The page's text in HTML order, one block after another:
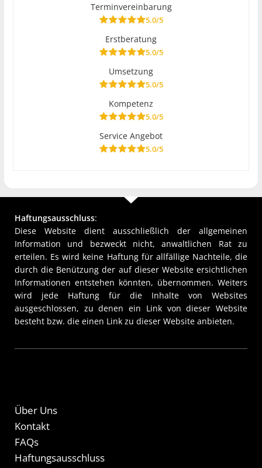
Terminvereinbarung
5.0/5
Erstberatung
5.0/5
Umsetzung
5.0/5
Kompetenz
5.0/5
Service Angebot
5.0/5
Haftungsausschluss:
Diese Website dient ausschließlich der allgemeinen
Information und bezweckt nicht, anwaltlichen Rat zu
erteilen. Es wird keine Haftung für allfällige Nachteile, die
durch die Benützung der auf dieser Website ersichtlichen
Informationen entstehen könnten, übernommen. Weiters
wird jede Haftung für die Inhalte von Websites
ausgeschlossen, zu denen ein Link von dieser Website
besteht bzw. die einen Link zu dieser Website anbieten.
Über Uns
Kontakt
FAQs
Haftungsausschluss